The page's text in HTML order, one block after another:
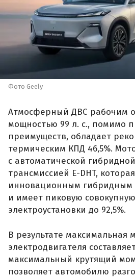
Фото Geely
Атмосферный ДВС рабочим
мощностью 99 л. с., помимо
преимуществ, обладает
термическим КПД 46,5%.
с автоматической
трансмиссией E-DHT,
инновационным гибридным
и имеет пиковую
электроустановки до 92,5%.
В результате максимальная
электродвигателя
максимальный крутящий
позволяет автомобилю